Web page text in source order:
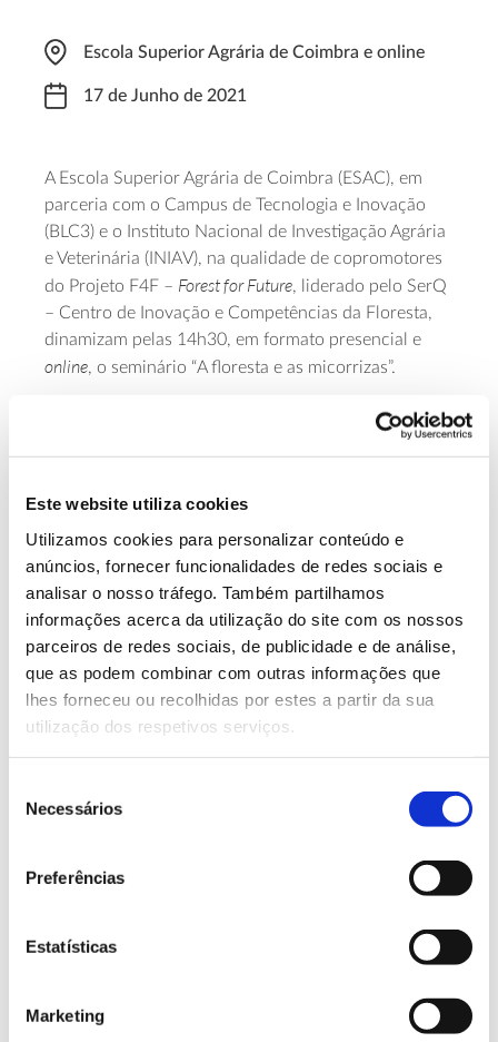
Este website utiliza cookies
Utilizamos cookies para personalizar conteúdo e
anúncios, fornecer funcionalidades de redes sociais e
analisar o nosso tráfego. Também partilhamos
informações acerca da utilização do site com os nossos
parceiros de redes sociais, de publicidade e de análise,
que as podem combinar com outras informações que
lhes forneceu ou recolhidas por estes a partir da sua
utilização dos respetivos serviços.
Necessários
Preferências
Estatísticas
Marketing
Escola Superior Agrária de Coimbra e online
17 de Junho de 2021
A Escola Superior Agrária de Coimbra (ESAC), em
parceria com o Campus de Tecnologia e Inovação
(BLC3) e o Instituto Nacional de Investigação Agrária
e Veterinária (INIAV), na qualidade de copromotores
do Projeto F4F – Forest for Future, liderado pelo SerQ
– Centro de Inovação e Competências da Floresta,
dinamizam pelas 14h30, em formato presencial e
online, o seminário “A floresta e as micorrizas”.
O evento, que se realiza no âmbito do Projeto Piloto
16 – Valorização de Cogumelos e Fungos e conta
com o apoio do Centro de Ciência Viva da Floresta,
como as preservar.
A participação na ação está sujeita a inscrição no
link.
Saiba mais sobre esta iniciativa
13.07.2026
Genoma do priolo e de outras espécies em risco:
conhecer para conservar
02.07.2026
cidadãos chamados a ajudar